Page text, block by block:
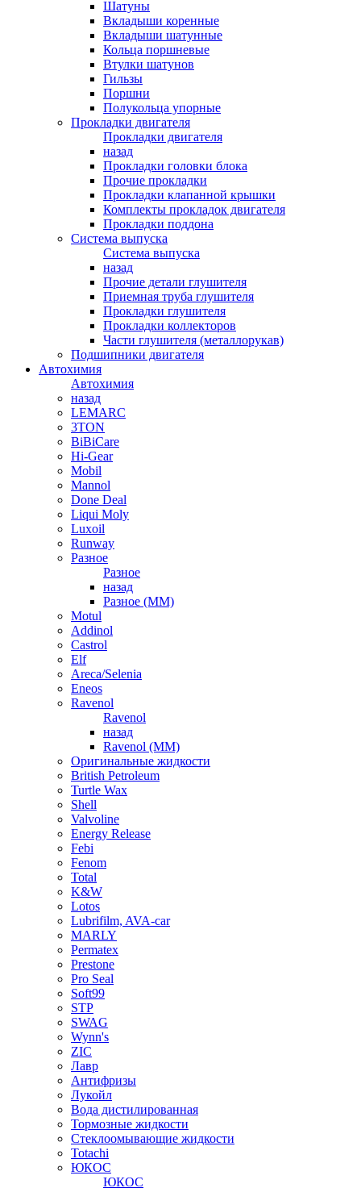
Шатуны
Вкладыши коренные
Вкладыши шатунные
Кольца поршневые
Втулки шатунов
Гильзы
Поршни
Полукольца упорные
Прокладки двигателя
Прокладки двигателя
назад
Прокладки головки блока
Прочие прокладки
Прокладки клапанной крышки
Комплекты прокладок двигателя
Прокладки поддона
Система выпуска
Система выпуска
назад
Прочие детали глушителя
Приемная труба глушителя
Прокладки глушителя
Прокладки коллекторов
Части глушителя (металлорукав)
Подшипники двигателя
Автохимия
Автохимия
назад
LEMARC
3TON
BiBiCare
Hi-Gear
Mobil
Mannol
Done Deal
Liqui Moly
Luxoil
Runway
Разное
Разное
назад
Разное (ММ)
Motul
Addinol
Castrol
Elf
Areca/Selenia
Eneos
Ravenol
Ravenol
назад
Ravenol (ММ)
Оригинальные жидкости
British Petroleum
Turtle Wax
Shell
Valvoline
Energy Release
Febi
Fenom
Total
K&W
Lotos
Lubrifilm, AVA-car
MARLY
Permatex
Prestone
Pro Seal
Soft99
STP
SWAG
Wynn's
ZIC
Лавр
Антифризы
Лукойл
Вода дистилированная
Тормозные жидкости
Стеклоомывающие жидкости
Totachi
ЮКОС
ЮКОС